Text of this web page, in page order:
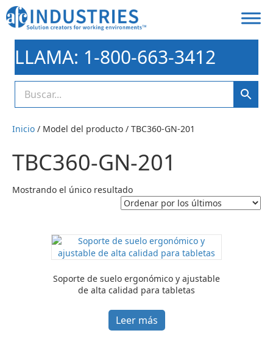
LLAMA: 1-800-663-3412
Inicio / Model del producto / TBC360-GN-201
TBC360-GN-201
Mostrando el único resultado
Soporte de suelo ergonómico y ajustable
de alta calidad para tabletas
Leer más